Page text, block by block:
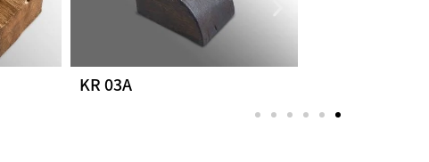
KR 03A